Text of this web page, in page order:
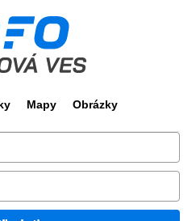
Mapy Obrázky